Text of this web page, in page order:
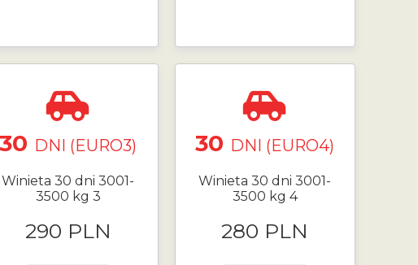
30 DNI (EURO3)
Winieta 30 dni 3001-
3500 kg 3
290 PLN
30 DNI (EURO4)
Winieta 30 dni 3001-
3500 kg 4
280 PLN